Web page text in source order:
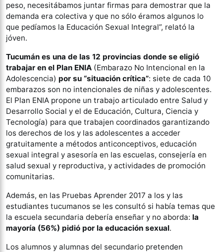
peso, necesitábamos juntar firmas para demostrar que la
demanda era colectiva y que no sólo éramos algunos lo
que pedíamos la Educación Sexual Integral”, relató la
jóven.
Tucumán es una de las 12 provincias donde se eligió
trabajar en el Plan ENIA (Embarazo No Intencional en la
Adolescencia) por su “situación crítica”: siete de cada 10
embarazos son no intencionales de niñas y adolescentes.
El Plan ENIA propone un trabajo articulado entre Salud y
Desarrollo Social y el de Educación, Cultura, Ciencia y
Tecnología) para que trabajen coordinados garantizando
los derechos de los y las adolescentes a acceder
gratuitamente a métodos anticonceptivos, educación
sexual integral y asesoría en las escuelas, consejería en
salud sexual y reproductiva, y actividades de promoción
comunitarias.
Además, en las Pruebas Aprender 2017 a los y las
estudiantes tucumanos se les consultó si había temas que
la escuela secundaria debería enseñar y no aborda: la
mayoría (56%) pidió por la educación sexual.
Los alumnos y alumnas del secundario pretenden